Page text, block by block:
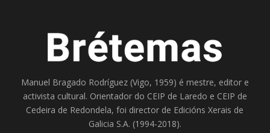
Manuel Bragado Rodríguez (Vigo, 1959) é mestre, editor e
activista cultural. Orientador do CEIP de Laredo e CEIP de
Cedeira de Redondela, foi director de Edicións Xerais de
Galicia S.A. (1994-2018).